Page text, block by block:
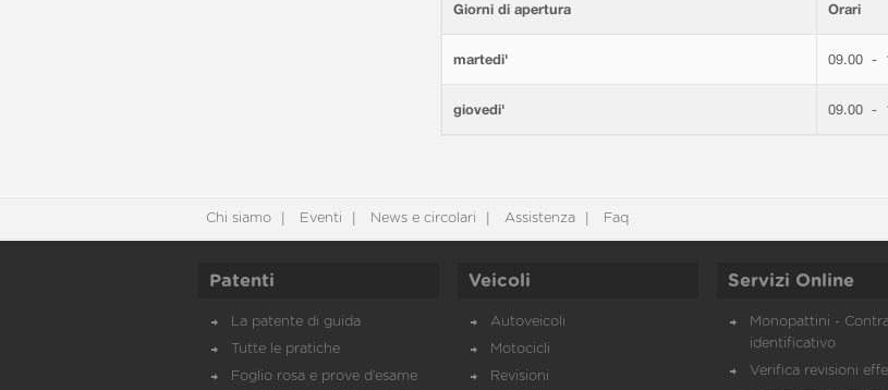
Giorni di apertura Orari
martedi' 09.00 -
giovedi' 09.00 -
Chi siamo Eventi News e circolari Assistenza Faq
Patenti
La patente di guida
Tutte le pratiche
Foglio rosa e prove d’esame
Veicoli
Autoveicoli
Motocicli
Revisioni
Servizi Online
Monopattini -
identificativo
Verifica revisioni